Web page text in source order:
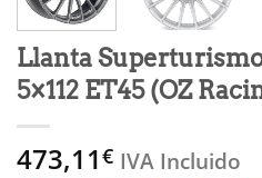
Llanta
5×112 ET45 (OZ
473,11€ IVA Incluido